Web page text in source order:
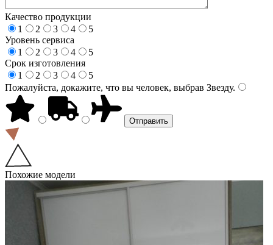
Качество продукции
1
2 3 4
5
Уровень сервиса
1
2 3 4
5
Срок изготовления
1
2 3 4
5
Пожалуйста, докажите, что вы человек, выбрав Звезду.
Похожие модели